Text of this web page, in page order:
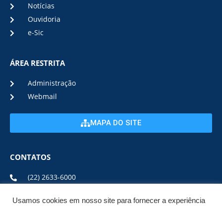
Notícias
Ouvidoria
e-Sic
ÁREA RESTRITA
Administração
Webmail
MAPA DO SITE
CONTATOS
(22) 2633-6000
Usamos cookies em nosso site para fornecer a experiência